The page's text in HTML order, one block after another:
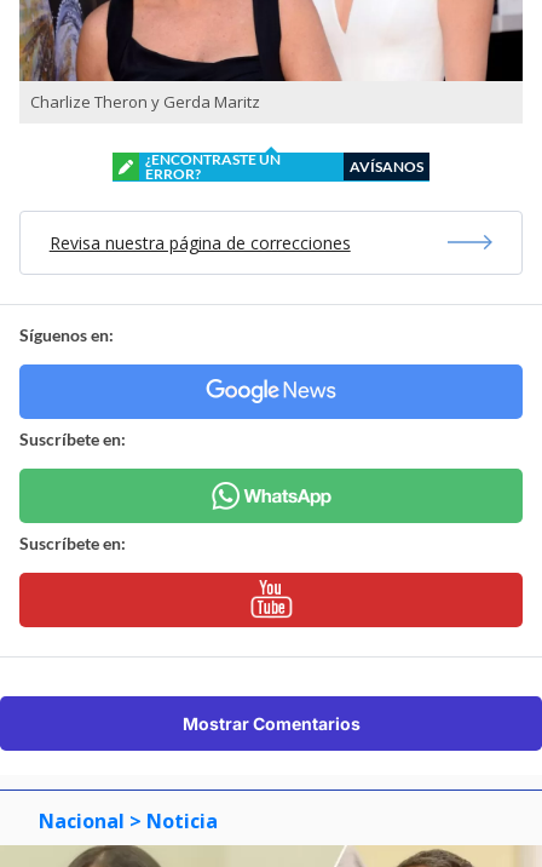
Charlize Theron y Gerda Maritz
¿ENCONTRASTE UN
ERROR?
AVÍSANOS
Revisa nuestra página de correcciones
Síguenos en:
Suscríbete en:
Suscríbete en:
Mostrar Comentarios
Nacional > Noticia